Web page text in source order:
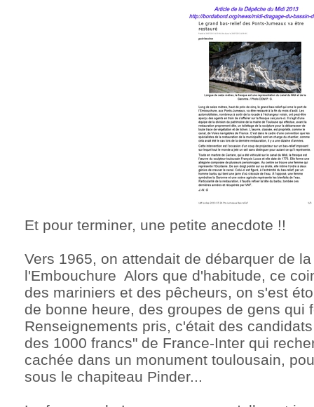
Et pour terminer, une petite anecdote !!
Vers 1965, on attendait de débarquer de
l'Embouchure Alors que d'habitude, ce
des mariniers et des pêcheurs, on s'est
de bonne heure, des groupes de gens
Renseignements pris, c'était des
des 1000 francs" de France-Inter qui
cachée dans un monument toulousain,
sous le chapiteau Pinder...